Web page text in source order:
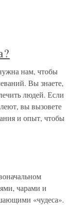
нам, чтобы
Вы знаете,
людей. Если
вы вызовете
и опыт, чтобы
чарами и
«чудеса».